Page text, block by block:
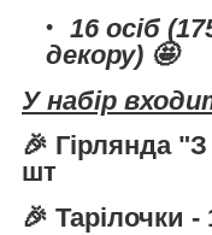
16 осіб
декору) 🤩
У набір
🎉 Гірлянда
шт
🎉 Тарілочки -